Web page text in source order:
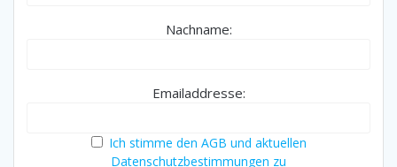
Nachname:
Emailaddresse:
Ich stimme den AGB und aktuellen
Datenschutzbestimmungen zu